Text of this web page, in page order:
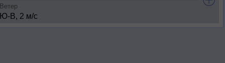
Ветер
Ю-В, 2 м/с